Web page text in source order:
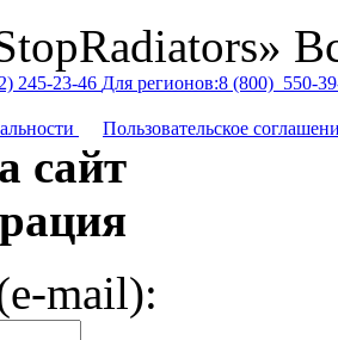
245-23-46 Для регионов:8 (800) 550-
Пользовательское
сайт
mail):